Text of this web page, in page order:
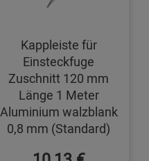
Kappleiste für
Einsteckfuge
Zuschnitt 120 mm
Länge 1 Meter
Aluminium walzblank
0,8 mm (Standard)